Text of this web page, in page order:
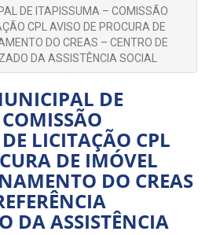
DE ITAPISSUMA – COMISSÃO
CPL AVISO DE PROCURA DE
DO CREAS – CENTRO DE
DA ASSISTÊNCIA SOCIAL
DE
LICITAÇÃO CPL
DE IMÓVEL
DO CREAS
DA ASSISTÊNCIA